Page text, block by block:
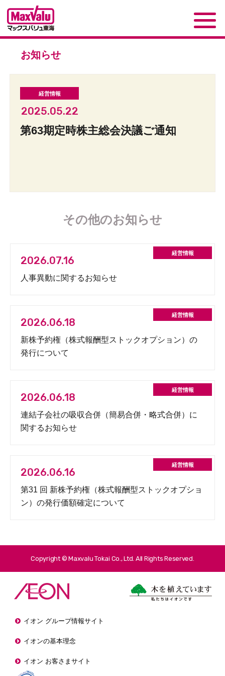
お知らせ
2025.05.22
第63期定時株主総会決議ご通知
その他のお知らせ
2026.07.16
人事異動に関するお知らせ
2026.06.18
新株予約権（株式報酬型ストックオプション）の
発行について
2026.06.18
連結子会社の吸収合併（簡易合併・略式合併）に
関するお知らせ
2026.06.16
第31 回 新株予約権（株式報酬型ストックオプショ
ン）の発行価額確定について
Copyright © Maxvalu Tokai Co., Ltd. All Rights Reserved.
イオン グループ情報サイト
イオンの基本理念
イオン お客さまサイト